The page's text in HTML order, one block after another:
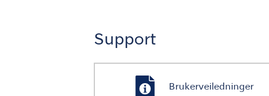
Support
Brukerveiledninger